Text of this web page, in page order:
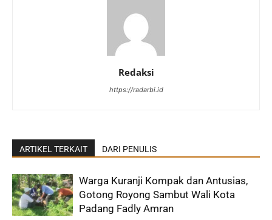
Redaksi
https://radarbi.id
ARTIKEL TERKAIT DARI PENULIS
Warga Kuranji Kompak dan Antusias,
Gotong Royong Sambut Wali Kota
Padang Fadly Amran